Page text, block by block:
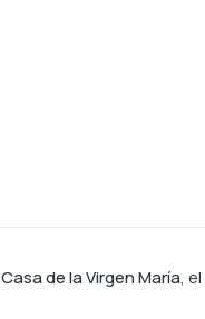
Casa de la Virgen María, el